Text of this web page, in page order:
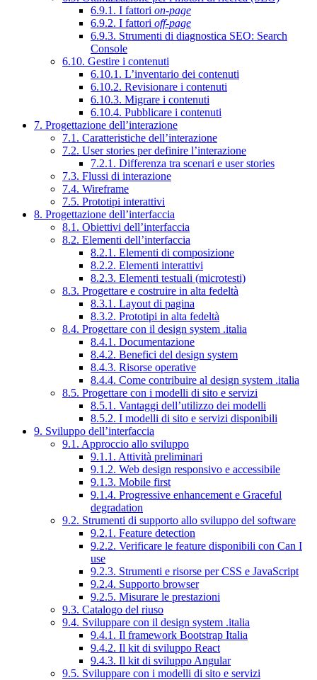
6.9.1. I fattori on-page
6.9.2. I fattori off-page
6.9.3. Strumenti di diagnostica SEO: Search
Console
6.10. Gestire i contenuti
6.10.1. L’inventario dei contenuti
6.10.2. Revisionare i contenuti
6.10.3. Migrare i contenuti
6.10.4. Pubblicare i contenuti
7. Progettazione dell’interazione
7.1. Caratteristiche dell’interazione
7.2. User stories per definire l’interazione
7.2.1. Differenza tra scenari e user stories
7.3. Flussi di interazione
7.4. Wireframe
7.5. Prototipi interattivi
8. Progettazione dell’interfaccia
8.1. Obiettivi dell’interfaccia
8.2. Elementi dell’interfaccia
8.2.1. Elementi di composizione
8.2.2. Elementi interattivi
8.2.3. Elementi testuali (microtesti)
8.3. Progettare e costruire in alta fedeltà
8.3.1. Layout di pagina
8.3.2. Prototipi in alta fedeltà
8.4. Progettare con il design system .italia
8.4.1. Documentazione
8.4.2. Benefici del design system
8.4.3. Risorse operative
8.4.4. Come contribuire al design system .italia
8.5. Progettare con i modelli di sito e servizi
8.5.1. Vantaggi dell’utilizzo dei modelli
8.5.2. I modelli di sito e servizi disponibili
9. Sviluppo dell’interfaccia
9.1. Approccio allo sviluppo
9.1.1. Attività preliminari
9.1.2. Web design responsivo e accessibile
9.1.3. Mobile first
9.1.4. Progressive enhancement e Graceful
degradation
9.2. Strumenti di supporto allo sviluppo del software
9.2.1. Feature detection
9.2.2. Verificare le feature disponibili con Can I
use
9.2.3. Strumenti e risorse per CSS e JavaScript
9.2.4. Supporto browser
9.2.5. Misurare le prestazioni
9.3. Catalogo del riuso
9.4. Sviluppare con il design system .italia
9.4.1. Il framework Bootstrap Italia
9.4.2. Il kit di sviluppo React
9.4.3. Il kit di sviluppo Angular
9.5. Sviluppare con i modelli di sito e servizi